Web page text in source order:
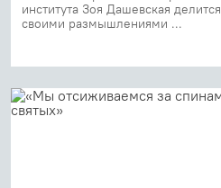
института Зоя Дашевская делится
своими размышлениями ...